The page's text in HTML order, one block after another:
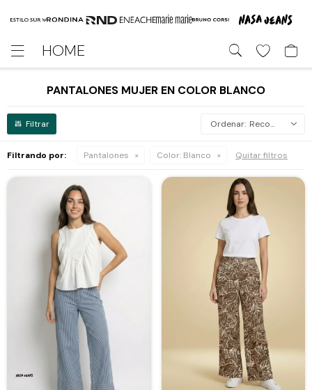
HOME

PANTALONES MUJER EN COLOR BLANCO
Recomendados
Filtrando por: Pantalones Color: Blanco Quitar filtros